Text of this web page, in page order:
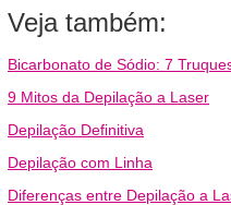
Veja também:
Bicarbonato de Sódio: 7
9 Mitos da Depilação a Laser
Depilação Definitiva
Depilação com Linha
Diferenças entre Depilação a